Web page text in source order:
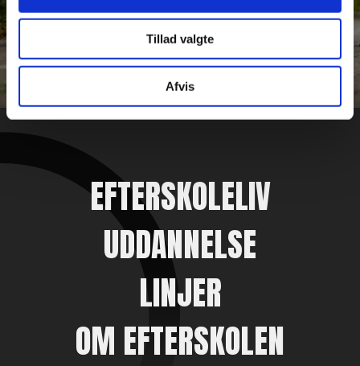
Tillad valgte
Afvis
VIES shop
EFTERSKOLELIV
UDDANNELSE
LINJER
OM EFTERSKOLEN